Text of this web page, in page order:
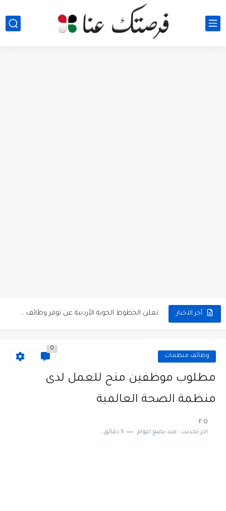
أخر الاخبار تعلن الخطوط الجوية الأردنية عن توفر وظائف شاغرة لمضيفي طيران
مطلوب عامل نظافة عدد 2 بدوام كامل او جزئي في... وظائف منظمات
0
مطلوب موظفين منح للعمل لدى
منظمة الصحة العالمية
F.Q
اخر تحديث : منذ بضع اعوام 5 دقائق للقراءة